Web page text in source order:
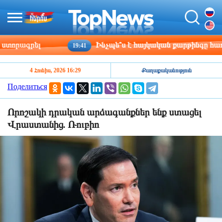
19:41 Ինչպե՞ս է հայկական քարթինգը
4 Հունիս, 2026 16:29 Քաղաքականություն
Поделиться
Որոշակի դրական արձագանքներ ենք ստացել
Վրաստանից. Ռուբիո